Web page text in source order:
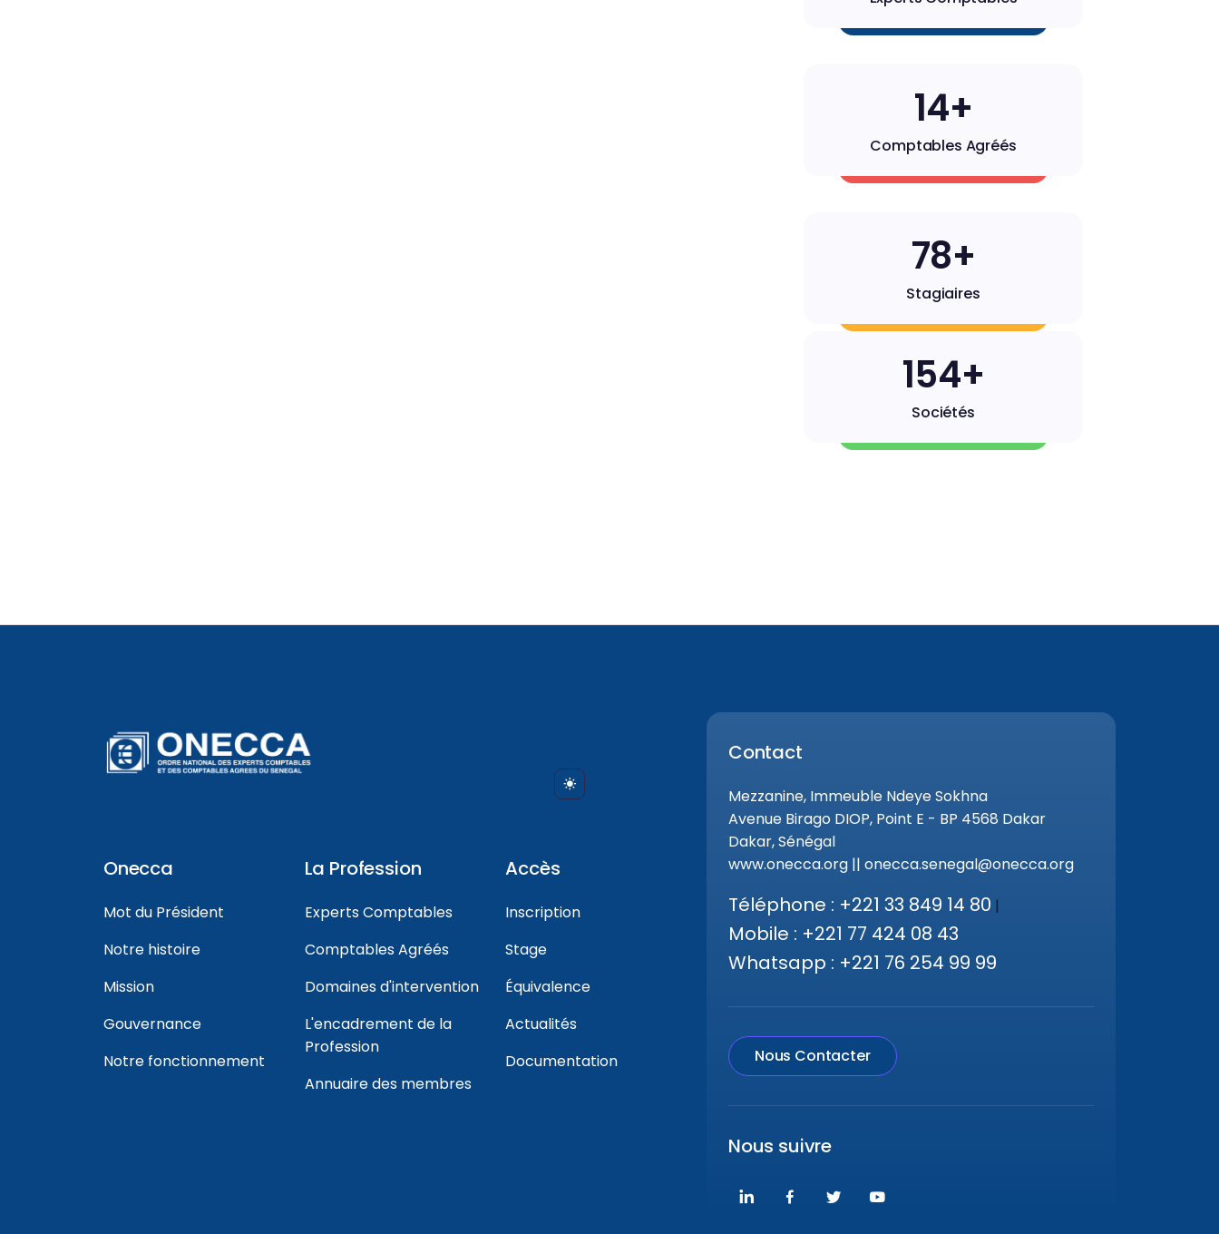
14+
Comptables Agréés
79+
Stagiaires
156+
Sociétés
Onecca
Mot du Président
Notre histoire
Mission
Gouvernance
Notre fonctionnement
La Profession
Experts Comptables
Comptables Agréés
Domaines d'intervention
L'encadrement de la
Profession
Annuaire des membres
Accès
Inscription
Stage
Équivalence
Actualités
Documentation
Contact
Mezzanine, Immeuble Ndeye Sokhna
Avenue Birago DIOP, Point E - BP 4568 Dakar
Dakar, Sénégal
www.onecca.org || onecca.senegal@onecca.org
Téléphone : +221 33 849 14 80 |
Mobile : +221 77 424 08 43
Whatsapp : +221 76 254 99 99
Nous Contacter
Nous suivre